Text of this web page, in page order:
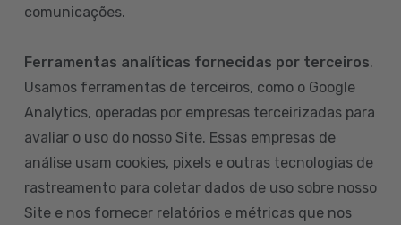
comunicações.
Ferramentas analíticas fornecidas por terceiros.
Usamos ferramentas de terceiros, como o Google
Analytics, operadas por empresas terceirizadas para
avaliar o uso do nosso Site. Essas empresas de
análise usam cookies, pixels e outras tecnologias de
rastreamento para coletar dados de uso sobre nosso
Site e nos fornecer relatórios e métricas que nos